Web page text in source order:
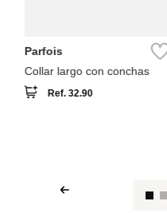
Parfois
Collar largo con conchas
Ref.32.90